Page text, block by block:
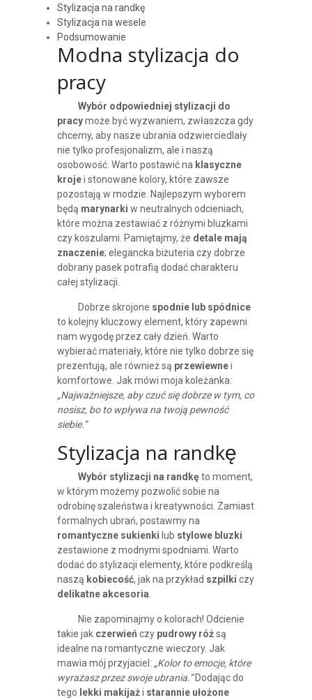
Stylizacja na randkę
Stylizacja na wesele
Podsumowanie
Modna stylizacja do
pracy
Wybór odpowiedniej stylizacji do
pracymoże być wyzwaniem, zwłaszcza gdy
chcemy, aby nasze ubrania odzwierciedlały
nie tylko profesjonalizm, ale i naszą
osobowość. Warto postawić na klasyczne
krojei stonowane kolory, które zawsze
pozostają w modzie. Najlepszym wyborem
będą marynarki w neutralnych odcieniach,
które można zestawiać z różnymi bluzkami
czy koszulami. Pamiętajmy, że detale mają
znaczenie; elegancka biżuteria czy dobrze
dobrany pasek potrafią dodać charakteru
całej stylizacji.
Dobrze skrojone spodnie lub spódnice
to kolejny kluczowy element, który zapewni
nam wygodę przez cały dzień. Warto
wybierać materiały, które nie tylko dobrze się
prezentują, ale również są przewiewnei
komfortowe. Jak mówi moja koleżanka:
„Najważniejsze, aby czuć się dobrze w tym, co
nosisz, bo to wpływa na twoją pewność
siebie.”
Stylizacja na randkę
Wybór stylizacji na randkęto moment,
w którym możemy pozwolić sobie na
odrobinę szaleństwa i kreatywności. Zamiast
formalnych ubrań, postawmy na
romantyczne sukienki lub stylowe bluzki
zestawione z modnymi spodniami. Warto
dodać do stylizacji elementy, które podkreślą
naszą kobiecość, jak na przykład szpilki czy
delikatne akcesoria.
Nie zapominajmy o kolorach! Odcienie
takie jak czerwień czy pudrowy różsą
idealne na romantyczne wieczory. Jak
mawia mój przyjaciel: „Kolor to emocje, które
wyrażasz przez swoje ubrania.”Dodając do
tego lekki makijażi starannie ułożone